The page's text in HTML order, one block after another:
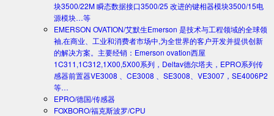
块3500/22M 瞬态数据接口3500/25 改进的键相器模块3500/15电
源模块…等
EMERSON OVATION/艾默生Emerson 是技术与工程领域的全球领
袖,在商业、工业和消费者市场中,为全世界的客户开发并提供创新
的解决方案。主要经销：Emerson ovation西屋
1C311,1C312,1X00,5X00系列，Deltav德尔塔夫，EPRO系列传
感器前置器VE3008 、CE3008 、SE3008、VE3007，SE4006P2
等…
EPRO/德国/传感器
FOXBORO/福克斯波罗/CPU